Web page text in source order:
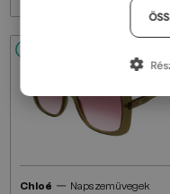
Chloé — Napszemüvegek